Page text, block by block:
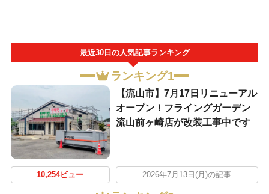
最近30日の人気記事ランキング
ランキング1
【流山市】7月17日リニューアル
オープン！フライングガーデン
流山前ヶ崎店が改装工事中です
10,254ビュー 2026年7月13日(月)の記事